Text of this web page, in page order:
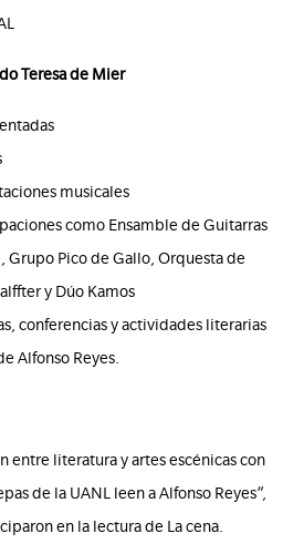
Teresa de Mier
musicales
como Ensamble de Guitarras
Grupo Pico de Gallo, Orquesta de
y Dúo Kamos
conferencias y actividades literarias
Alfonso Reyes.
entre literatura y artes escénicas con
de la UANL leen a Alfonso Reyes”,
en la lectura de La cena.